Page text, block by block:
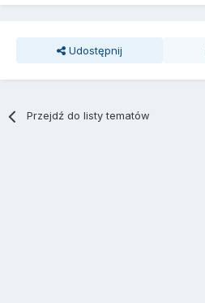
Udostępnij
Przejdź do listy tematów